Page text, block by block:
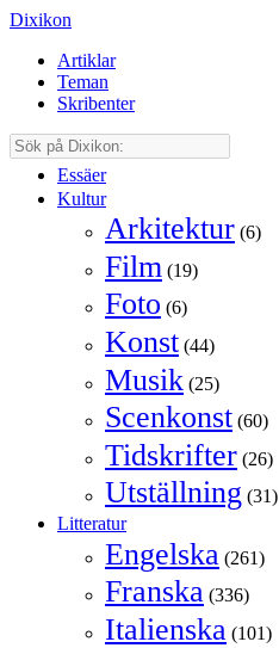
Dixikon
Artiklar
Teman
Skribenter
Essäer
Kultur
Arkitektur (6)
Film (19)
Foto (6)
Konst (44)
Musik (25)
Scenkonst (60)
Tidskrifter (26)
Utställning (31)
Litteratur
Engelska (261)
Franska (336)
Italienska (101)